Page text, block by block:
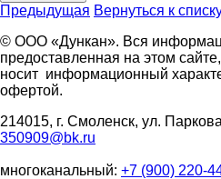
Предыдущая Вернуться к
© ООО «Дункан». Вся
предоставленная на этом сайте,
носит информационный
офертой.
214015, г. Смоленск, ул.
350909@bk.ru
многоканальный: +7 (900) 220-